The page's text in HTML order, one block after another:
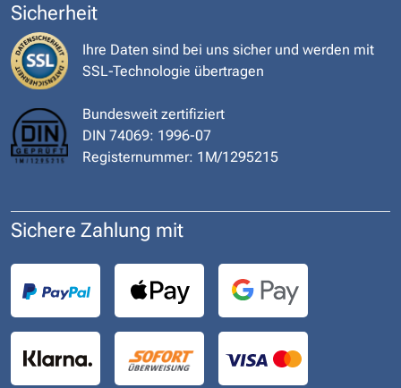
Sicherheit
Ihre Daten sind bei uns sicher und werden mit
SSL-Technologie übertragen
Bundesweit zertifiziert
DIN 74069: 1996-07
Registernummer: 1M/1295215
Sichere Zahlung mit